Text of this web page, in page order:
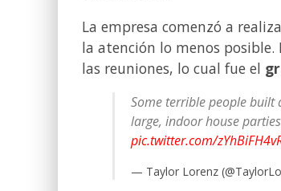
La empresa comenzó a
la atención lo menos posible.
las reuniones, lo cual fue el
Some terrible people built
large, indoor house
pic.twitter.com/
— Taylor Lorenz